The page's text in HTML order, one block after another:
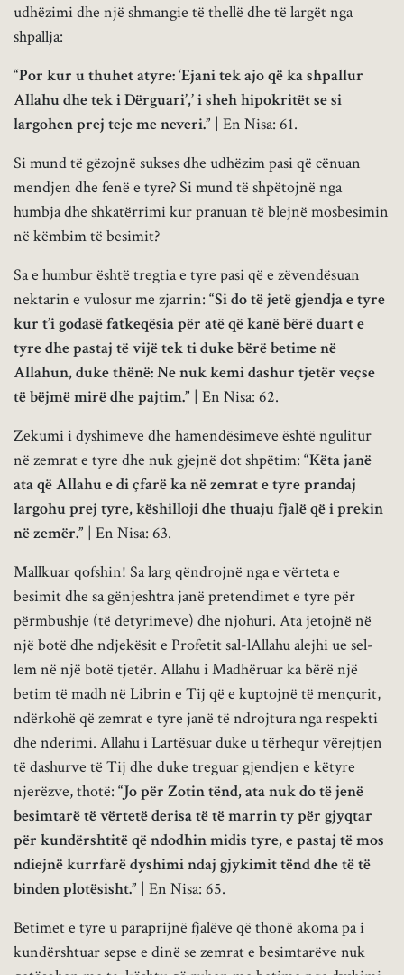
udhëzimi dhe një shmangie të thellë dhe të largët nga
shpallja:
“Por kur u thuhet atyre: ‘Ejani tek ajo që ka shpallur
Allahu dhe tek i Dërguari’,’ i sheh hipokritët se si
largohen prej teje me neveri.” | En Nisa: 61.
Si mund të gëzojnë sukses dhe udhëzim pasi që cënuan
mendjen dhe fenë e tyre? Si mund të shpëtojnë nga
humbja dhe shkatërrimi kur pranuan të blejnë mosbesimin
në këmbim të besimit?
Sa e humbur është tregtia e tyre pasi që e zëvendësuan
nektarin e vulosur me zjarrin: “Si do të jetë gjendja e tyre
kur t’i godasë fatkeqësia për atë që kanë bërë duart e
tyre dhe pastaj të vijë tek ti duke bërë betime në
Allahun, duke thënë: Ne nuk kemi dashur tjetër veçse
të bëjmë mirë dhe pajtim.” | En Nisa: 62.
Zekumi i dyshimeve dhe hamendësimeve është ngulitur
në zemrat e tyre dhe nuk gjejnë dot shpëtim: “Këta janë
ata që Allahu e di çfarë ka në zemrat e tyre prandaj
largohu prej tyre, këshilloji dhe thuaju fjalë që i prekin
në zemër.” | En Nisa: 63.
Mallkuar qofshin! Sa larg qëndrojnë nga e vërteta e
besimit dhe sa gënjeshtra janë pretendimet e tyre për
përmbushje (të detyrimeve) dhe njohuri. Ata jetojnë në
një botë dhe ndjekësit e Profetit sal-lAllahu alejhi ue sel-
lem në një botë tjetër. Allahu i Madhëruar ka bërë një
betim të madh në Librin e Tij që e kuptojnë të mençurit,
ndërkohë që zemrat e tyre janë të ndrojtura nga respekti
dhe nderimi. Allahu i Lartësuar duke u tërhequr vërejtjen
të dashurve të Tij dhe duke treguar gjendjen e këtyre
njerëzve, thotë: “Jo për Zotin tënd, ata nuk do të jenë
besimtarë të vërtetë derisa të të marrin ty për gjyqtar
për kundërshtitë që ndodhin midis tyre, e pastaj të mos
ndiejnë kurrfarë dyshimi ndaj gjykimit tënd dhe të të
binden plotësisht.” | En Nisa: 65.
Betimet e tyre u paraprijnë fjalëve që thonë akoma pa i
kundërshtuar sepse e dinë se zemrat e besimtarëve nuk